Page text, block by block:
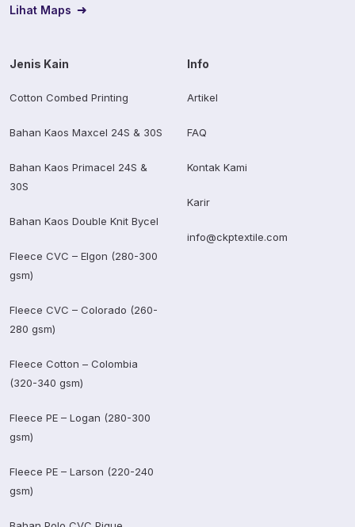
Lihat Maps
Jenis Kain
Cotton Combed Printing
Bahan Kaos Maxcel 24S & 30S
Bahan Kaos Primacel 24S &
30S
Bahan Kaos Double Knit Bycel
Fleece CVC – Elgon (280-300
gsm)
Fleece CVC – Colorado (260-
280 gsm)
Fleece Cotton – Colombia
(320-340 gsm)
Fleece PE – Logan (280-300
gsm)
Fleece PE – Larson (220-240
gsm)
Info
Artikel
FAQ
Kontak Kami
Karir
info@ckptextile.com